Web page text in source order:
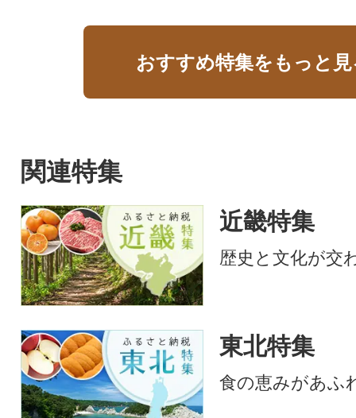
おすすめ特集をもっと
関連特集
近畿特集
歴史と文化が交
東北特集
食の恵みがあふ